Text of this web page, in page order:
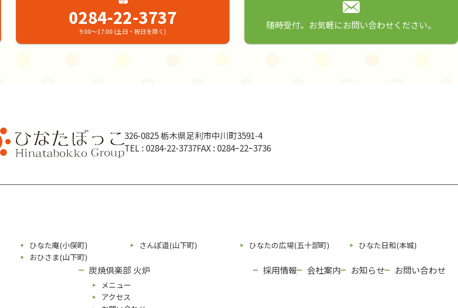
0284-22-3737
9:00～17:00 (土日・祝日を除く)
随時受付。お気軽にお問い合わせください。
326-0825 栃木県足利市中川町3591-4
TEL : 0284-22-3737FAX : 0284ｰ22ｰ3736
ひなた庵(⼩俣町) さんぽ道(⼭下町) ひなたの広場(五⼗部町)
ひなた⽇和(本城)
おひさま(山下町)
炭焼倶楽部 火炉
メニュー
アクセス
採用情報 会社案内 お知らせ お問い合わせ